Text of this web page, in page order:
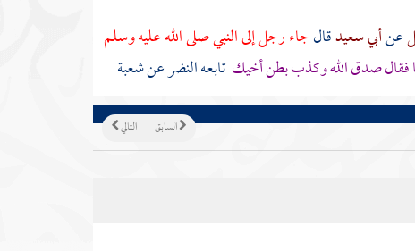
عنأبي سعيدقالجاء رجل إلى النبي صلى الله عليه وسلم
فقال صدق الله وكذب بطن أخيك تابعه النضر عن شعبة
التالي السابق